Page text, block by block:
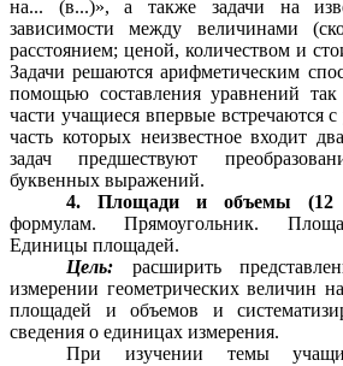
на... (в...)», а также задачи на
зависимости между величинами
расстоянием; ценой, количеством и
Задачи решаются арифметическим
помощью составления уравнений
части учащиеся впервые встречаются
часть которых неизвестное входит
задач предшествуют
буквенных выражений.
4. Площади и объемы
формулам. Прямоугольник.
Единицы площадей.
Цель: расширить
измерении геометрических величин
площадей и объемов и
сведения о единицах измерения.
При изучении темы